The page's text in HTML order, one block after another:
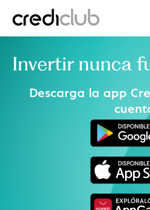
Invertir nunca
Descarga la app